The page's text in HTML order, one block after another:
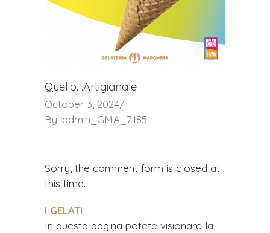
Quello…Artigianale
October 3, 2024
By admin_GMA_7185
Sorry, the comment form is closed at
this time.
I GELATI
In questa pagina potete visionare la